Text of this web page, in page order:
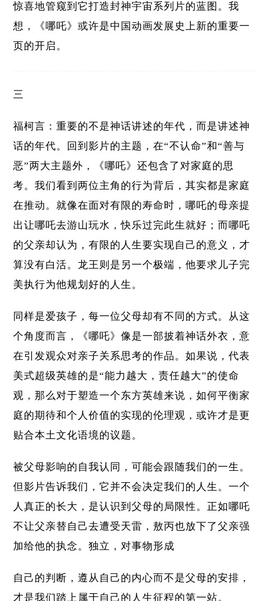
惊喜地管窥到它打造封神宇宙系列片的蓝图。我
想，《哪吒》或许是中国动画发展史上新的重要一
页的开启。
三
福柯言：重要的不是神话讲述的年代，而是讲述神
话的年代。回到影片的主题，在“不认命”和“善与
恶”两大主题外，《哪吒》还包含了对家庭的思
考。我们看到两位主角的行为背后，其实都是家庭
在推动。就像在面对有限的寿命时，哪吒的母亲提
出让哪吒去游山玩水，快乐过完此生就好；而哪吒
的父亲却认为，有限的人生要实现自己的意义，才
算没有白活。龙王则是另一个极端，他要求儿子完
美执行为他规划好的人生。
同样是爱孩子，每一位父母却有不同的方式。从这
个角度而言，《哪吒》像是一部披着神话外衣，意
在引发观众对亲子关系思考的作品。如果说，代表
美式超级英雄的是“能力越大，责任越大”的使命
观，那么对于塑造一个东方英雄来说，如何平衡家
庭的期待和个人价值的实现的伦理观，或许才是更
贴合本土文化语境的议题。
被父母影响的自我认同，可能会跟随我们的一生。
但影片告诉我们，它并不会决定我们的人生。一个
人真正的长大，是认识到父母的局限性。正如哪吒
不让父亲替自己去遭受天雷，敖丙也放下了父亲强
加给他的执念。独立，对事物形成
自己的判断，遵从自己的内心而不是父母的安排，
才是我们踏上属于自己的人生征程的第一站。